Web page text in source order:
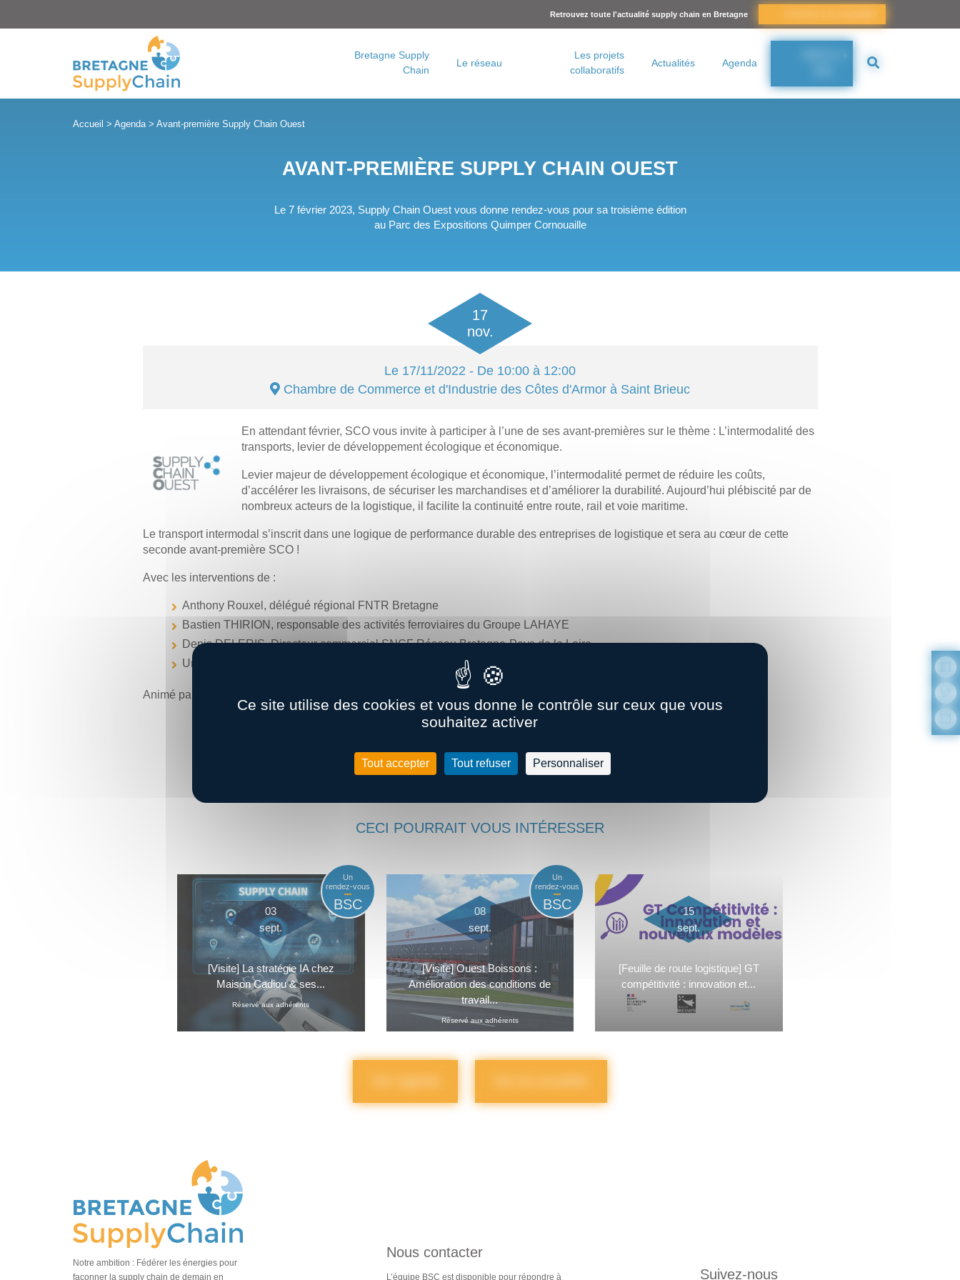
Retrouvez toute l'actualité supply chain en Bretagne
Bretagne Supply
Chain
Le réseau
Les projets
collaboratifs
Actualités Agenda
Accueil > Agenda> Avant-première Supply Chain Ouest
AVANT-PREMIÈRE SUPPLY CHAIN OUEST
Le 7 février 2023, Supply Chain Ouest vous donne rendez-vous pour sa troisième édition
au Parc des Expositions Quimper Cornouaille
17
nov.
Le 17/11/2022 - De 10:00 à 12:00
Chambre de Commerce et d'Industrie des Côtes d'Armor à Saint Brieuc
En attendant février, SCO vous invite à participer à l’une de ses avant-premières sur le thème : L’intermodalité des
transports, levier de développement écologique et économique.
Levier majeur de développement écologique et économique, l’intermodalité permet de réduire les coûts,
d’accélérer les livraisons, de sécuriser les marchandises et d’améliorer la durabilité. Aujourd’hui plébiscité par de
nombreux acteurs de la logistique, il facilite la continuité entre route, rail et voie maritime.
Le transport intermodal s’inscrit dans une logique de performance durable des entreprises de logistique et sera au cœur de cette
seconde avant-première SCO !
Avec les interventions de :
Anthony Rouxel, délégué régional FNTR Bretagne
Bastien THIRION, responsable des activités ferroviaires du Groupe LAHAYE
Denis DELERIS, Directeur commercial SNCF Réseau Bretagne-Pays de la Loire
Un distributeur et un industriel –
Animé par
CECI POURRAIT VOUS INTÉRESSER
03
sept.
Un
rendez-vous
BSC
[Visite] La stratégie IA chez
Maison Cadiou & ses...
Réservé aux adhérents
08
sept.
Un
rendez-vous
BSC
[Visite] Ouest Boissons :
Amélioration des conditions de
travail...
Réservé aux adhérents
15
sept.
[Feuille de route logistique] GT
compétitivité : innovation et...
Notre ambition : Fédérer les énergies pour
façonner la supply chain de demain en
Nous contacter
L’équipe BSC est disponible pour répondre à Suivez-nous
Ce site utilise des cookies et vous donne le contrôle sur ceux que vous
souhaitez activer
Tout accepter Tout refuser Personnaliser